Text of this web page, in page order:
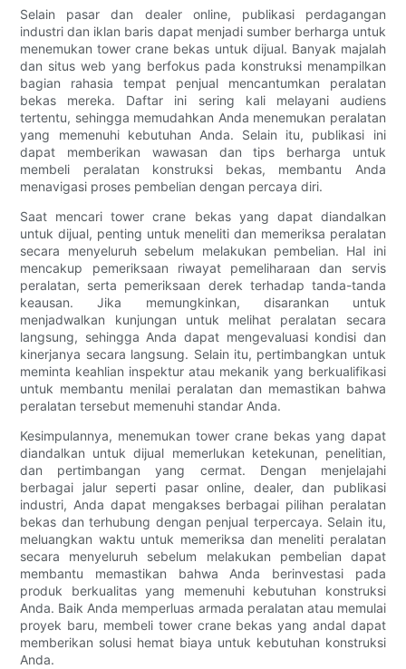
Selain pasar dan dealer online, publikasi perdagangan
industri dan iklan baris dapat menjadi sumber berharga untuk
menemukan tower crane bekas untuk dijual. Banyak majalah
dan situs web yang berfokus pada konstruksi menampilkan
bagian rahasia tempat penjual mencantumkan peralatan
bekas mereka. Daftar ini sering kali melayani audiens
tertentu, sehingga memudahkan Anda menemukan peralatan
yang memenuhi kebutuhan Anda. Selain itu, publikasi ini
dapat memberikan wawasan dan tips berharga untuk
membeli peralatan konstruksi bekas, membantu Anda
menavigasi proses pembelian dengan percaya diri.
Saat mencari tower crane bekas yang dapat diandalkan
untuk dijual, penting untuk meneliti dan memeriksa peralatan
secara menyeluruh sebelum melakukan pembelian. Hal ini
mencakup pemeriksaan riwayat pemeliharaan dan servis
peralatan, serta pemeriksaan derek terhadap tanda-tanda
keausan. Jika memungkinkan, disarankan untuk
menjadwalkan kunjungan untuk melihat peralatan secara
langsung, sehingga Anda dapat mengevaluasi kondisi dan
kinerjanya secara langsung. Selain itu, pertimbangkan untuk
meminta keahlian inspektur atau mekanik yang berkualifikasi
untuk membantu menilai peralatan dan memastikan bahwa
peralatan tersebut memenuhi standar Anda.
Kesimpulannya, menemukan tower crane bekas yang dapat
diandalkan untuk dijual memerlukan ketekunan, penelitian,
dan pertimbangan yang cermat. Dengan menjelajahi
berbagai jalur seperti pasar online, dealer, dan publikasi
industri, Anda dapat mengakses berbagai pilihan peralatan
bekas dan terhubung dengan penjual terpercaya. Selain itu,
meluangkan waktu untuk memeriksa dan meneliti peralatan
secara menyeluruh sebelum melakukan pembelian dapat
membantu memastikan bahwa Anda berinvestasi pada
produk berkualitas yang memenuhi kebutuhan konstruksi
Anda. Baik Anda memperluas armada peralatan atau memulai
proyek baru, membeli tower crane bekas yang andal dapat
memberikan solusi hemat biaya untuk kebutuhan konstruksi
Anda.